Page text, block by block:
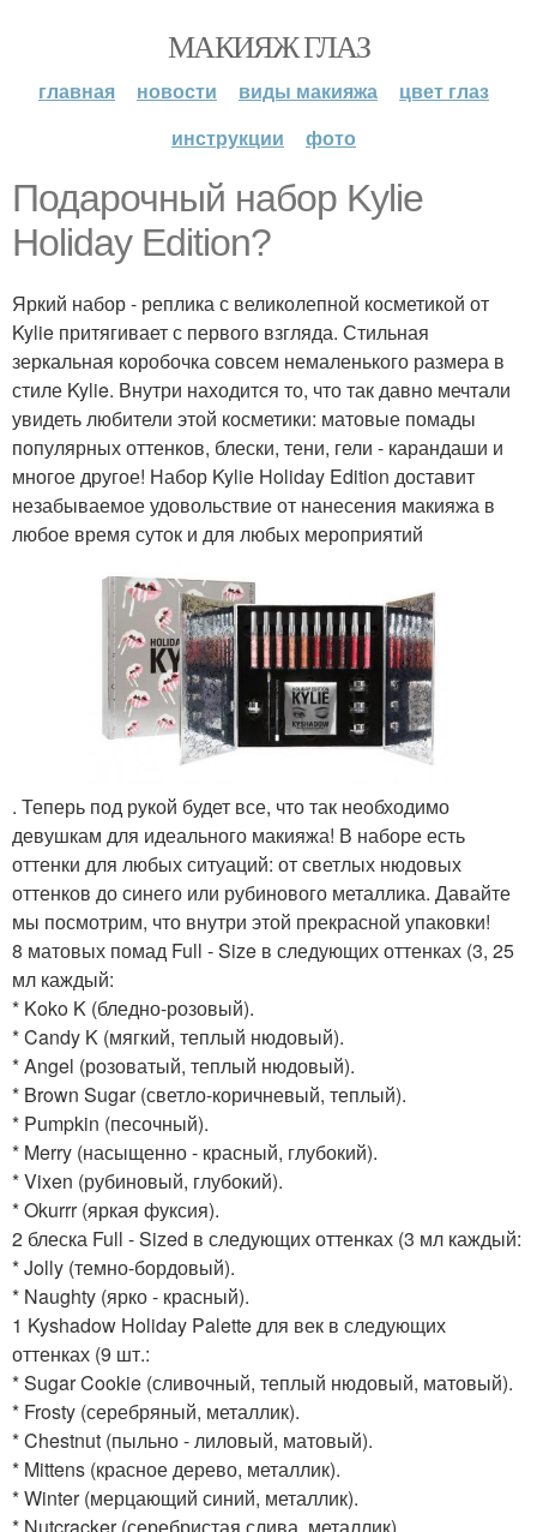
МАКИЯЖ ГЛАЗ
главная новости виды макияжа
цвет глаз
инструкции
фото
Подарочный набор Kylie
Holiday Edition?
Яркий набор - реплика с великолепной косметикой от
Kylie притягивает с первого взгляда. Стильная
зеркальная коробочка совсем немаленького размера в
стиле Kylie. Внутри находится то, что так давно мечтали
увидеть любители этой косметики: матовые помады
популярных оттенков, блески, тени, гели - карандаши и
многое другое! Набор Kylie Holiday Edition доставит
незабываемое удовольствие от нанесения макияжа в
любое время суток и для любых мероприятий
. Теперь под рукой будет все, что так необходимо
девушкам для идеального макияжа! В наборе есть
оттенки для любых ситуаций: от светлых нюдовых
оттенков до синего или рубинового металлика. Давайте
мы посмотрим, что внутри этой прекрасной упаковки!
8 матовых помад Full - Size в следующих оттенках (3, 25
мл каждый:
* Koko K (бледно-розовый).
* Candy K (мягкий, теплый нюдовый).
* Angel (розоватый, теплый нюдовый).
* Brown Sugar (светло-коричневый, теплый).
* Pumpkin (песочный).
* Merry (насыщенно - красный, глубокий).
* Vixen (рубиновый, глубокий).
* Okurrr (яркая фуксия).
2 блеска Full - Sized в следующих оттенках (3 мл каждый:
* Jolly (темно-бордовый).
* Naughty (ярко - красный).
1 Kyshadow Holiday Palette для век в следующих
оттенках (9 шт.:
* Sugar Cookie (сливочный, теплый нюдовый, матовый).
* Frosty (серебряный, металлик).
* Chestnut (пыльно - лиловый, матовый).
* Mittens (красное дерево, металлик).
* Winter (мерцающий синий, металлик).